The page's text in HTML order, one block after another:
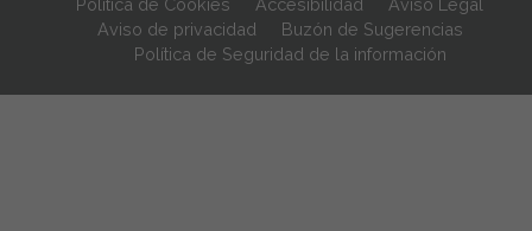
Aviso de privacidad
Buzón de Sugerencias
Política de Seguridad de la información